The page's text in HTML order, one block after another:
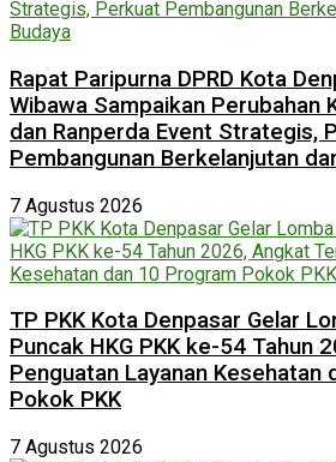
Rapat Paripurna DPRD Kota
Wibawa Sampaikan Perubahan
dan Ranperda Event Strategis,
Pembangunan Berkelanjutan
7 Agustus 2026
TP PKK Kota Denpasar Gelar
Puncak HKG PKK ke-54 Tahun
Penguatan Layanan Kesehatan
Pokok PKK
7 Agustus 2026